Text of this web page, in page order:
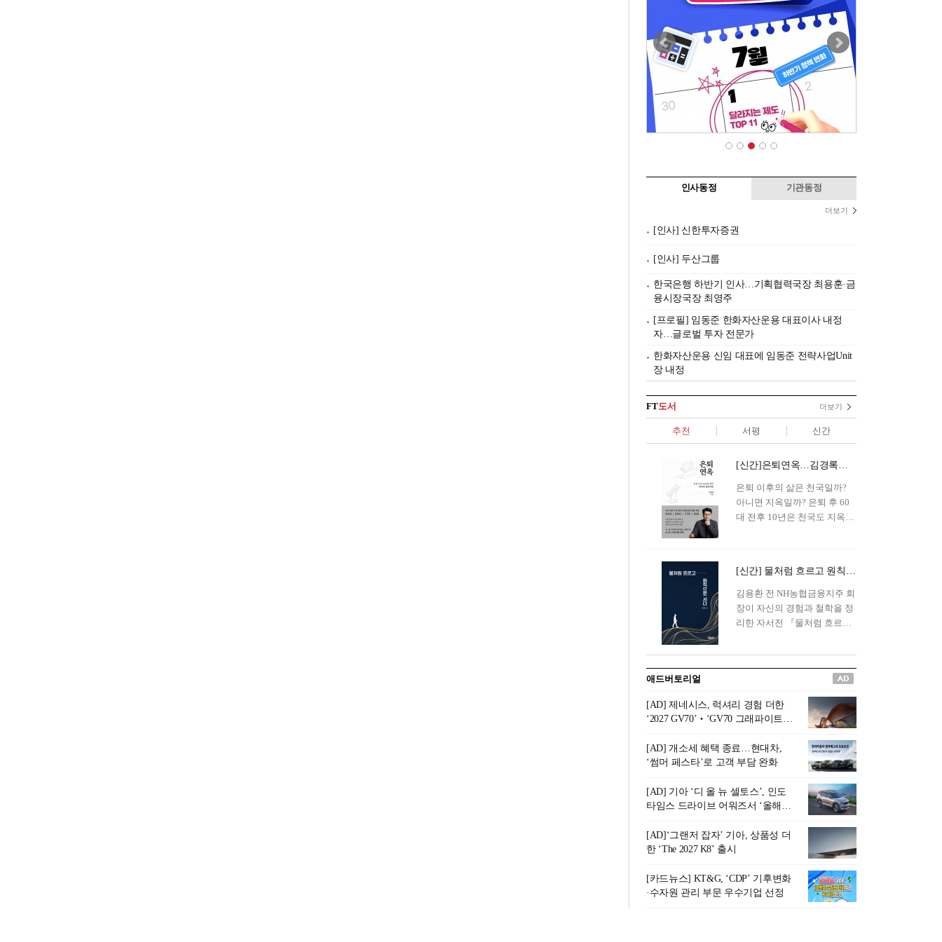
인사동정 기관동정
더보기
[인사] 신한투자증권
[인사] 두산그룹
한국은행 하반기 인사…기획협력국장 최용훈·금
융시장국장 최영주
[프로필] 임동준 한화자산운용 대표이사 내정
자…글로벌 투자 전문가
한화자산운용 신임 대표에 임동준 전략사업Unit
장 내정
FT도서 더보기
추천 서평 신간
[신간]은퇴연옥…김경록의 은퇴 후 삶의 나침반
은퇴 이후의 삶은 천국일까?
아니면 지옥일까? 은퇴 후 60
대 전후 10년은 천국도 지옥도
은퇴 설계를 가이드해 온 김경
록 옵투스자산운용의 고문이
신간 『은퇴연옥』을 내놓았
다.단테는 지옥을 '모든 희망을
록 고문은 새로운 시각을 제시
0년의 과도기는 지옥이 아니라
정화와 성장의 공간인 ‘은퇴연
옥(Purgatory)’이라는 것이다.
연옥은 고통스럽지만 끝이 있
으며, 준비를 통해 천국으로 나
아갈 수 있는 희망의 장소라고
말한
[신간] 물처럼 흐르고 원칙으로 서다…김용환의 통찰을 담다
김용환 전 NH농협금융지주 회
장이 자신의 경험과 철학을 정
리한 자서전 『물처럼 흐르고
통 관료 출신으로 한국 금융의
주요 변곡점마다 중요한 역할
을 하고 금융 경영인으로서 큰
족적을 남긴 김 전 회장이 후배
세대에게 전하는 삶의 조언을
담은 인생 노트다.『물처럼 흐
르고 원칙으로 서다』는 단순
한 자서전을 넘어, 실패를 두려
워하지 않는 용기와 자신에 대
한 믿음이 어떻게 삶을 풍요롭
게 만드는지를 보여주는 지혜
의 보고로 평가된다.김용환 전
회장은 “인생의 목표가 크더라
도 조급해하지 말고 작은 것부
터 하나 하나 성취해 나가
라”고 조언한다. 뼈아픈 실패
조차 성공의 뼈대가 된다는 긍
애드버토리얼
[AD] 제네시스, 럭셔리 경험 더한
‘2027 GV70’‧‘GV70 그래파이트’
[AD] 개소세 혜택 종료…현대차,
‘썸머 페스타’로 고객 부담 완화
[AD] 기아 ‘디 올 뉴 셀토스’, 인도
타임스 드라이브 어워즈서 ‘올해의
[AD]‘그랜저 잡자’ 기아, 상품성 더
한 ‘The 2027 K8’ 출시
[카드뉴스] KT&G, ‘CDP’ 기후변화
·수자원 관리 부문 우수기업 선정